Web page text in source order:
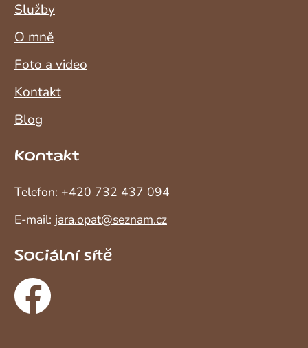
Služby
O mně
Foto a video
Kontakt
Blog
Kontakt
Telefon: +420 732 437 094
E-mail: jara.opat@seznam.cz
Sociální sítě